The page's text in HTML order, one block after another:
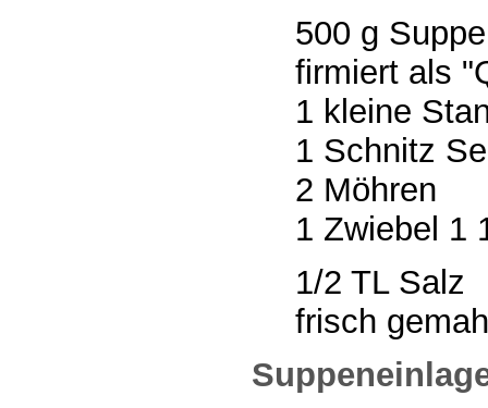
500 g
firmiert als
1 kleine
1 Schnitz
2 Möhren
1 Zwiebel 1
1/2 TL Salz
frisch